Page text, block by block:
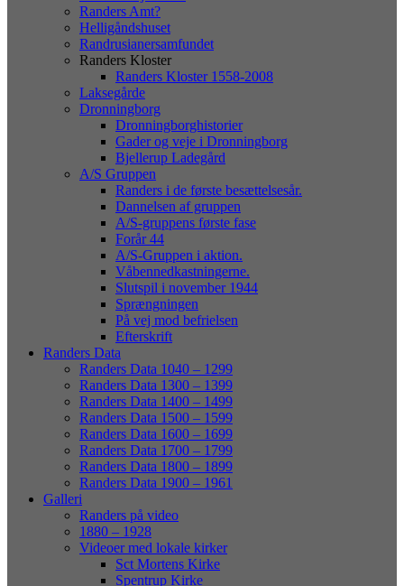
Randers Amt?
Helligåndshuset
Randrusianersamfundet
Randers Kloster
Randers Kloster 1558-2008
Laksegårde
Dronningborg
Dronningborghistorier
Gader og veje i Dronningborg
Bjellerup Ladegård
A/S Gruppen
Randers i de første besættelsesår.
Dannelsen af gruppen
A/S-gruppens første fase
Forår 44
A/S-Gruppen i aktion.
Våbennedkastningerne.
Slutspil i november 1944
Sprængningen
På vej mod befrielsen
Efterskrift
Randers Data
Randers Data 1040 – 1299
Randers Data 1300 – 1399
Randers Data 1400 – 1499
Randers Data 1500 – 1599
Randers Data 1600 – 1699
Randers Data 1700 – 1799
Randers Data 1800 – 1899
Randers Data 1900 – 1961
Galleri
Randers på video
1880 – 1928
Videoer med lokale kirker
Sct Mortens Kirke
Spentrup Kirke